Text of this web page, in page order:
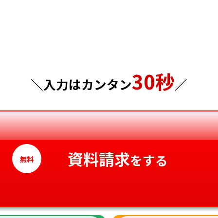
神奈川県
徳島県
香川県
愛媛県
高知県
＼入力はカンタン30秒／
無料 資料請求をする